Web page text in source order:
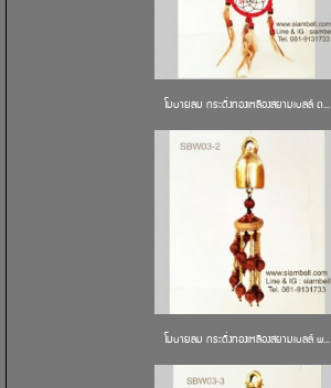
โมบายลม กระดิ่งทองเหลืองสยามเบลล์ ต...
โมบายลม กระดิ่งทองเหลืองสยามเบลล์ พ...